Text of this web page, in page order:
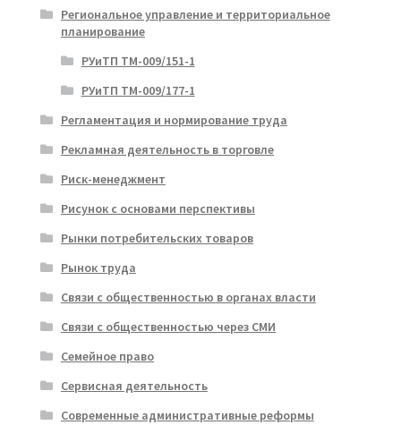
Региональное управление и территориальное
планирование
РУиТП ТМ-009/151-1
РУиТП ТМ-009/177-1
Регламентация и нормирование труда
Рекламная деятельность в торговле
Риск-менеджмент
Рисунок с основами перспективы
Рынки потребительских товаров
Рынок труда
Связи с общественностью в органах власти
Связи с общественностью через СМИ
Семейное право
Сервисная деятельность
Современные административные реформы